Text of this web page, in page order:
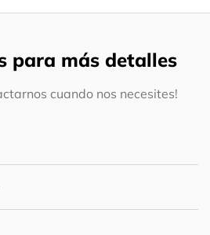
para más detalles
cuando nos necesites!